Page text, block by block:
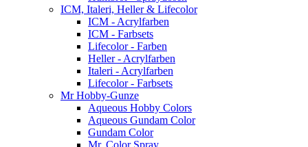
ICM, Italeri, Heller & Lifecolor
ICM - Acrylfarben
ICM - Farbsets
Lifecolor - Farben
Heller - Acrylfarben
Italeri - Acrylfarben
Lifecolor - Farbsets
Mr Hobby-Gunze
Aqueous Hobby Colors
Aqueous Gundam Color
Gundam Color
Mr. Color Spray